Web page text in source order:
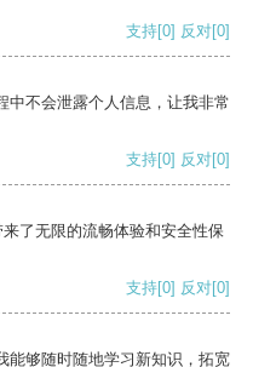
支持[0] 反对[0]
中不会泄露个人信息，让我非常
支持[0] 反对[0]
了无限的流畅体验和安全性保
支持[0] 反对[0]
能够随时随地学习新知识，拓宽